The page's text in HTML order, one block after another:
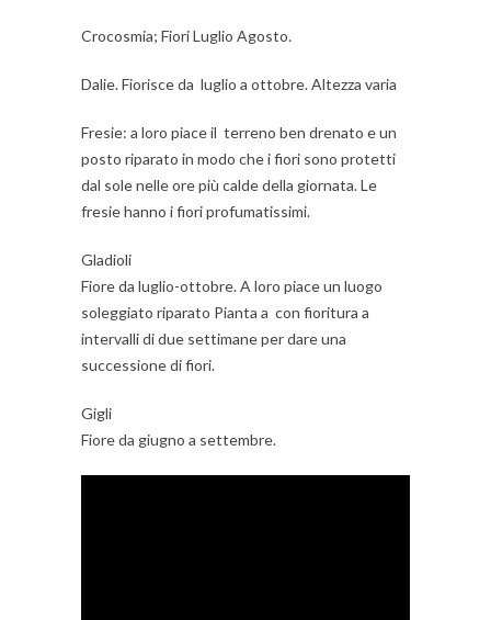
Crocosmia; Fiori Luglio Agosto.
Dalie. Fiorisce da luglio a ottobre. Altezza varia
Fresie: a loro piace il terreno ben drenato e un
posto riparato in modo che i fiori sono protetti
dal sole nelle ore più calde della giornata. Le
fresie hanno i fiori profumatissimi.
Gladioli
Fiore da luglio-ottobre. A loro piace un luogo
soleggiato riparato Pianta a con fioritura a
intervalli di due settimane per dare una
successione di fiori.
Gigli
Fiore da giugno a settembre.